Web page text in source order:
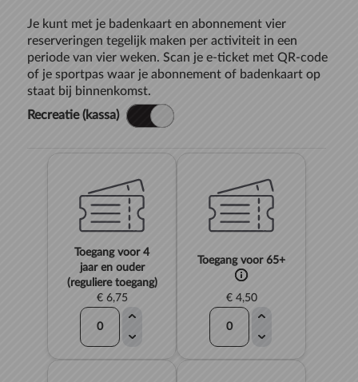
Je kunt met je badenkaart en abonnement vier
reserveringen tegelijk maken per activiteit in een
periode van vier weken. Scan je e-ticket met QR-code
of je sportpas waar je abonnement of badenkaart op
staat bij binnenkomst.
Recreatie (kassa)
Toegang voor 4
jaar en ouder
(reguliere toegang)
€ 6,75
Toegang voor 65+
€ 4,50